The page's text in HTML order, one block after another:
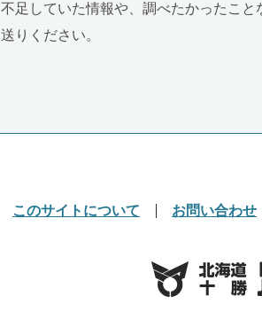
不足していた情報や、調べたかったこ
送りください。
このサイトについて お問い合わせ